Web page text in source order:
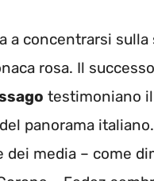
a concentrarsi
rosa. Il
testimoniano
panorama
media – come